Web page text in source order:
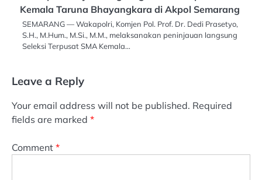
Kemala Taruna Bhayangkara di Akpol Semarang
SEMARANG — Wakapolri, Komjen Pol. Prof. Dr. Dedi Prasetyo,
S.H., M.Hum., M.Si., M.M., melaksanakan peninjauan langsung
Seleksi Terpusat SMA Kemala…
Leave a Reply
Your email address will not be published. Required
fields are marked *
Comment *